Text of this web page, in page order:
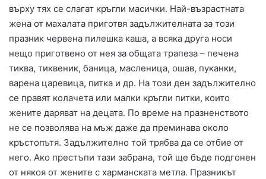
върху тях се слагат кръгли масички. Най-възрастната
жена от махалата приготвя задължителната за този
празник червена пилешка каша, а всяка друга носи
нещо приготвено от нея за общата трапеза – печена
тиква, тиквеник, баница, масленица, ошав, пуканки,
варена царевица, питка и др. На този ден задължително
се правят колачета или малки кръгли питки, които
жените даряват на децата. По време на празненството
не се позволява на мъж даже да преминава около
кръстопътя. Задължително той трябва да се отбие от
него. Ако престъпи тази забрана, той ще бъде подгонен
от някоя от жените с харманската метла. Празникът